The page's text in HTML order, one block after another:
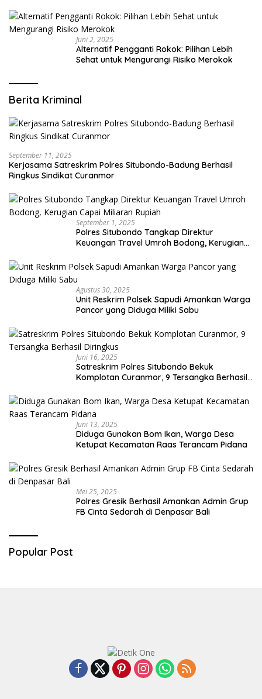
Juni 2, 2025
Alternatif Pengganti Rokok: Pilihan Lebih
Sehat untuk Mengurangi Risiko Merokok
Berita Kriminal
September 11, 2025
Kerjasama Satreskrim Polres Situbondo-Badung Berhasil
Ringkus Sindikat Curanmor
September 1, 2025
Polres Situbondo Tangkap Direktur
Keuangan Travel Umroh Bodong, Kerugian
Agustus 30, 2025
Unit Reskrim Polsek Sapudi Amankan Warga
Pancor yang Diduga Miliki Sabu
Juni 16, 2025
Satreskrim Polres Situbondo Bekuk
Komplotan Curanmor, 9 Tersangka Berhasil
Juni 13, 2025
Diduga Gunakan Bom Ikan, Warga Desa
Ketupat Kecamatan Raas Terancam Pidana
Mei 25, 2025
Polres Gresik Berhasil Amankan Admin Grup
FB Cinta Sedarah di Denpasar Bali
Popular Post